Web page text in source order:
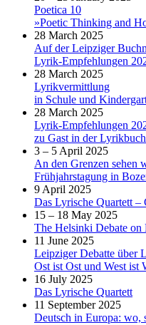
Poetica 10
»Poetic Thinking and
28 March 2025
Auf der Leipziger
Lyrik-Empfehlungen
28 March 2025
Lyrikvermittlung
in Schule und
28 March 2025
Lyrik-Empfehlungen
zu Gast in der
3 – 5 April 2025
An den Grenzen sehen
Frühjahrstagung in
9 April 2025
Das Lyrische Quartett –
15 – 18 May 2025
The Helsinki Debate on
11 June 2025
Leipziger Debatte über
Ost ist Ost und West ist
16 July 2025
Das Lyrische Quartett
11 September 2025
Deutsch in Europa: wo,